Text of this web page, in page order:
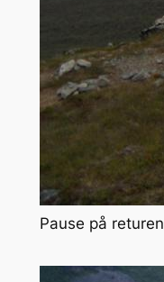
Pause på returen